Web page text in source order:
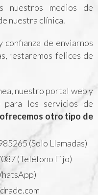
nuestros medios de
nuestra clínica.
de enviarnos
¡estaremos felices de
nuestro portal web y
para los servicios de
otro tipo de
(Solo Llamadas)
(Teléfono Fijo)